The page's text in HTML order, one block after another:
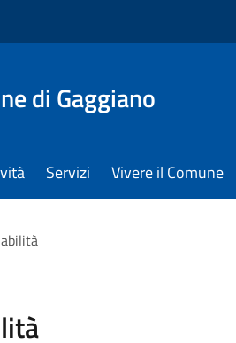
di Gaggiano
Servizi Vivere il Comune